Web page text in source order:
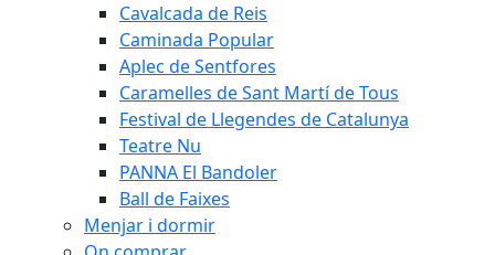
Cavalcada de Reis
Caminada Popular
Aplec de Sentfores
Caramelles de Sant Martí de Tous
Festival de Llegendes de Catalunya
Teatre Nu
PANNA El Bandoler
Ball de Faixes
Menjar i dormir